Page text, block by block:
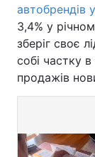
автобрендів у
3,4% у
зберіг своє
собі частку в
продажів